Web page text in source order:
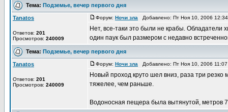
Тема: Подземье, вечер первого дня
Tanatos
Ответов: 201
Просмотров: 240009
Форум: Ночи зла Добавлено: Пт Ноя 10, 2006
Нет, все-таки это были не крабы. Обладатели
один паук был размером с недавно
Тема: Подземье, вечер первого дня
Tanatos
Ответов: 201
Просмотров: 240009
Форум: Ночи зла Добавлено: Пт Ноя 10, 2006
Новый проход круто шел вниз, раза три резко
тяжелее, чем раньше.
Водоносная пещера была вытянутой, метров